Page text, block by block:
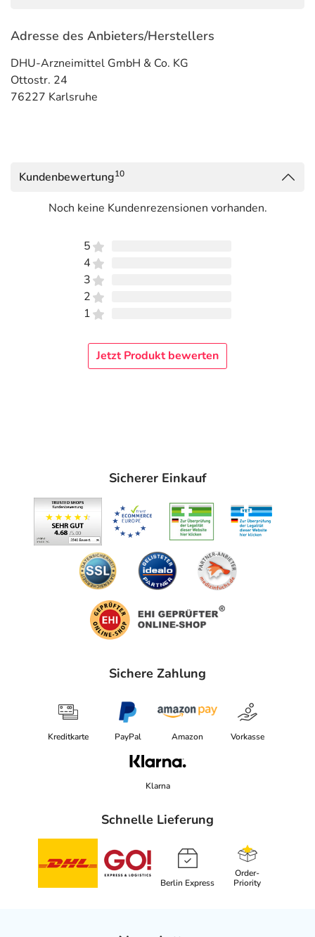
Adresse des Anbieters/Herstellers
DHU-Arzneimittel GmbH & Co. KG
Ottostr. 24
76227 Karlsruhe
Kundenbewertung10
Noch keine Kundenrezensionen vorhanden.
5
4
3
2
1
Jetzt Produkt bewerten
Sicherer Einkauf
Sichere Zahlung
Kreditkarte PayPal Amazon Vorkasse
Klarna
Schnelle Lieferung
Berlin Express
Order-
Priority